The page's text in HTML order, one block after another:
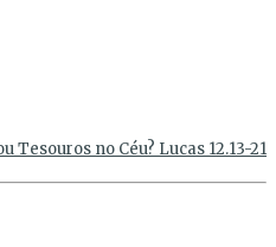
no Céu? Lucas 12.13-21